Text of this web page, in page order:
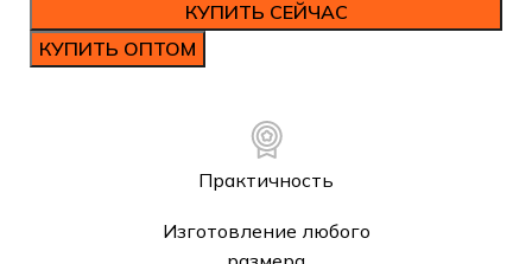
КУПИТЬ СЕЙЧАС
КУПИТЬ ОПТОМ
Практичность
Изготовление любого